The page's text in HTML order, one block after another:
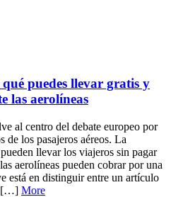
puedes llevar gratis y
las aerolíneas
al centro del debate europeo por
de los pasajeros aéreos. La
llevar los viajeros sin pagar
aerolíneas pueden cobrar por una
está en distinguir entre un artículo
[…] More